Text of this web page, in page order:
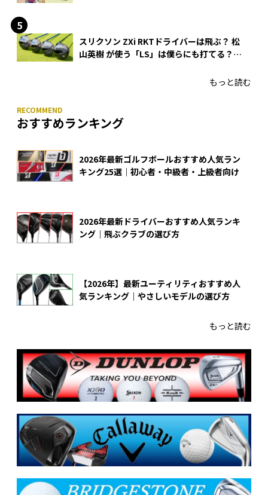
スリクソン ZXi RKTドライバーは飛ぶ？ 松
山英樹 が使う「LS」は僕らにも打てる？
もっと読む
おすすめランキング
2026年最新ゴルフボールおすすめ人気ラン
キング25選｜初心者・中級者・上級者向け
2026年最新ドライバーおすすめ人気ランキ
ング｜飛ぶクラブの選び方
【2026年】最新ユーティリティおすすめ人
気ランキング｜やさしいモデルの選び方
もっと読む